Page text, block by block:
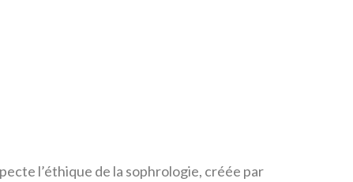
l’éthique de la sophrologie, créée par